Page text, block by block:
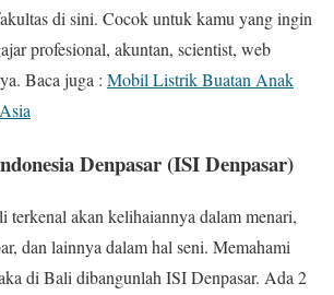
di sini. Cocok untuk kamu yang ingin
profesional, akuntan, scientist, web
Baca juga : Mobil Listrik Buatan Anak
Denpasar (ISI Denpasar)
terkenal akan kelihaiannya dalam menari,
dan lainnya dalam hal seni. Memahami
di Bali dibangunlah ISI Denpasar. Ada 2